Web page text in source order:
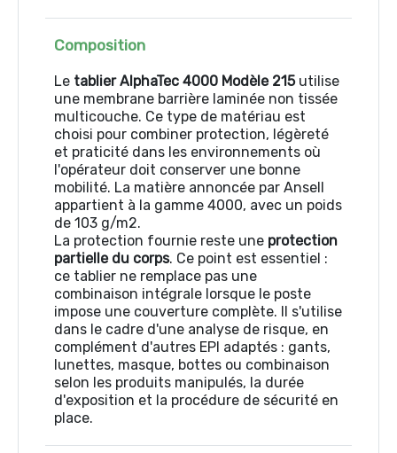
Composition
Le tablier AlphaTec 4000 Modèle 215utilise
une membrane barrière laminée non tissée
multicouche. Ce type de matériau est
choisi pour combiner protection, légèreté
et praticité dans les environnements où
l'opérateur doit conserver une bonne
mobilité. La matière annoncée par Ansell
appartient à la gamme 4000, avec un poids
de 103 g/m2.
La protection fournie reste une protection
partielle du corps. Ce point est essentiel :
ce tablier ne remplace pas une
combinaison intégrale lorsque le poste
impose une couverture complète. Il s'utilise
dans le cadre d'une analyse de risque, en
complément d'autres EPI adaptés : gants,
lunettes, masque, bottes ou combinaison
selon les produits manipulés, la durée
d'exposition et la procédure de sécurité en
place.